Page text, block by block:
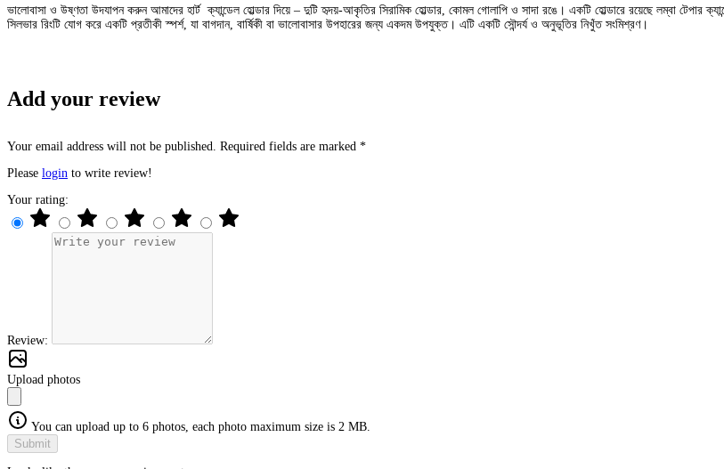
ভালোবাসা ও উষ্ণতা উদযাপন করুন আমাদের হার্ট ক্যান্ডেল হোল্ডার দিয়ে – দুটি হৃদয়-আকৃতির সিরামিক হোল্ডার, কোমল গোলাপি ও সাদা রঙে। একটি হোল্ডারে রয়েছে লম্বা টেপার
সিলভার রিংটি যোগ করে একটি প্রতীকী স্পর্শ, যা বাগদান, বার্ষিকী বা ভালোবাসার উপহারের জন্য একদম উপযুক্ত। এটি একটি সৌন্দর্য ও অনুভূতির নিখুঁত সংমিশ্রণ।
Add your review
Your email address will not be published. Required fields are marked *
Please login to write review!
Your rating:
Review:
Upload photos
You can upload up to 6 photos, each photo maximum size is 2 MB.
Submit